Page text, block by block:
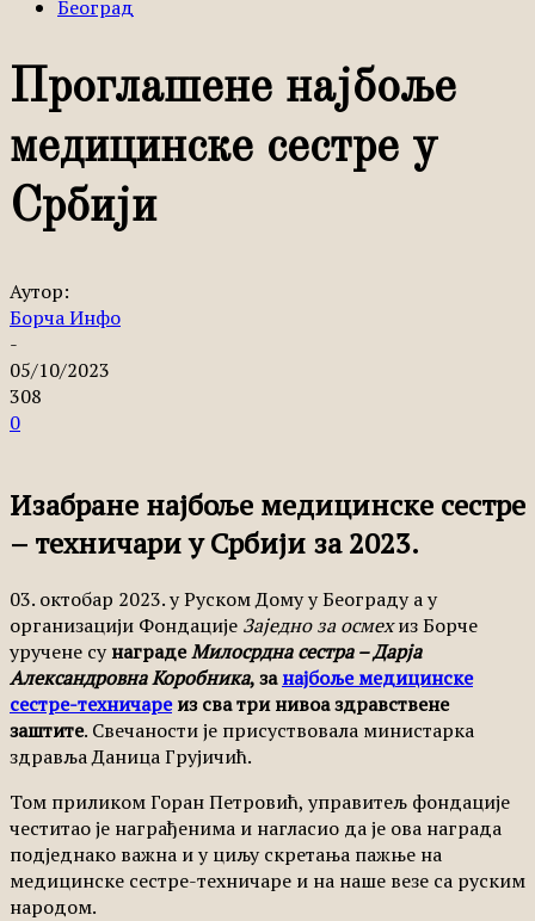
Београд
Проглашене најбоље
медицинске сестре у
Србији
Аутор:
Борча Инфо
-
05/10/2023
308
0
Изабране најбоље медицинске сестре
– техничари у Србији за 2023.
03. октобар 2023. у Руском Дому у Београду а у
организацији Фондације Заједно за осмехиз Борче
уручене сунаградеМилосрдна сестра – Дарја
Александровна Коробника, занајбоље медицинске
сестре-техничареиз сва три нивоа здравствене
заштите. Свечаности је присуствовала министарка
здравља Даница Грујичић.
Том приликом Горан Петровић, управитељ фондације
честитао је награђенима и нагласио да је ова награда
подједнако важна и у циљу скретања пажње на
медицинске сестре-техничаре и на наше везе са руским
народом.